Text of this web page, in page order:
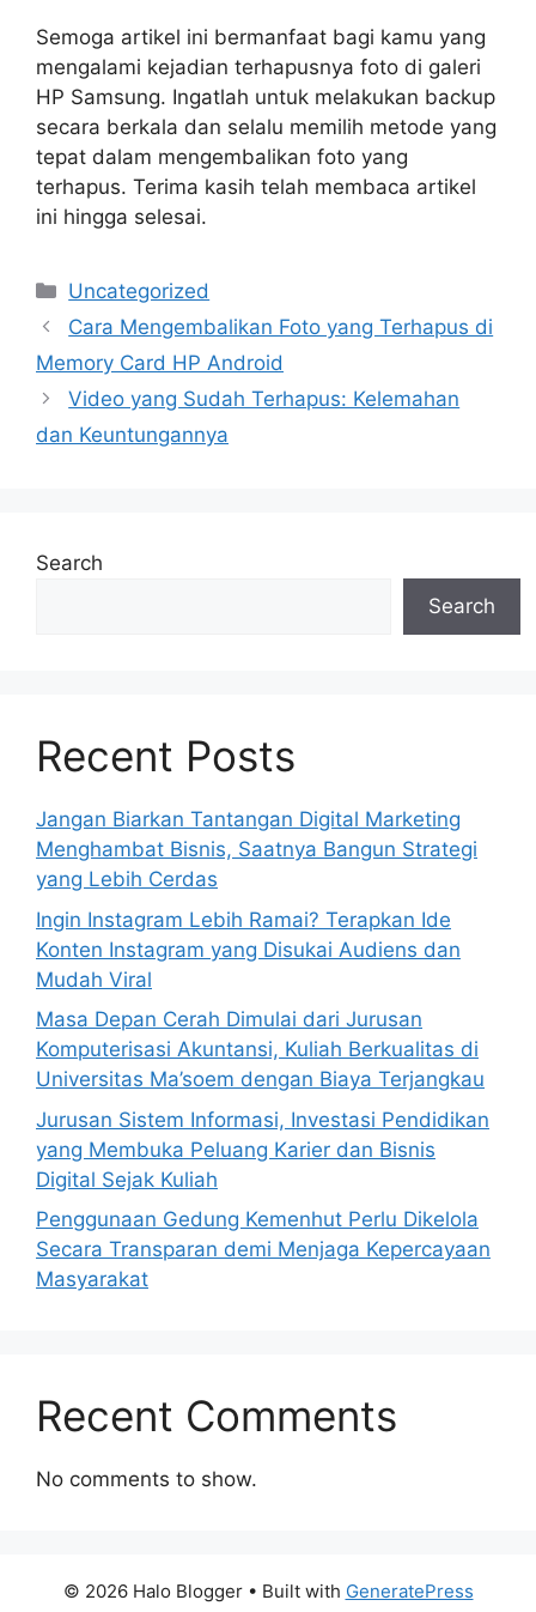
Semoga artikel ini bermanfaat bagi kamu yang
mengalami kejadian terhapusnya foto di galeri
HP Samsung. Ingatlah untuk melakukan backup
secara berkala dan selalu memilih metode yang
tepat dalam mengembalikan foto yang
terhapus. Terima kasih telah membaca artikel
ini hingga selesai.
Categories
Uncategorized
Cara Mengembalikan Foto yang Terhapus di
Memory Card HP Android
Video yang Sudah Terhapus: Kelemahan
dan Keuntungannya
Search
Search
Recent Posts
Jangan Biarkan Tantangan Digital Marketing
Menghambat Bisnis, Saatnya Bangun Strategi
yang Lebih Cerdas
Ingin Instagram Lebih Ramai? Terapkan Ide
Konten Instagram yang Disukai Audiens dan
Mudah Viral
Masa Depan Cerah Dimulai dari Jurusan
Komputerisasi Akuntansi, Kuliah Berkualitas di
Universitas Ma’soem dengan Biaya Terjangkau
Jurusan Sistem Informasi, Investasi Pendidikan
yang Membuka Peluang Karier dan Bisnis
Digital Sejak Kuliah
Penggunaan Gedung Kemenhut Perlu Dikelola
Secara Transparan demi Menjaga Kepercayaan
Masyarakat
Recent Comments
No comments to show.
© 2026 Halo Blogger• Built with GeneratePress